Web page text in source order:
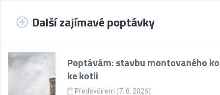
Další zajímavé poptávky
Poptávám: stavbu montovaného
ke kotli
Předevčírem (7. 8. 2026)